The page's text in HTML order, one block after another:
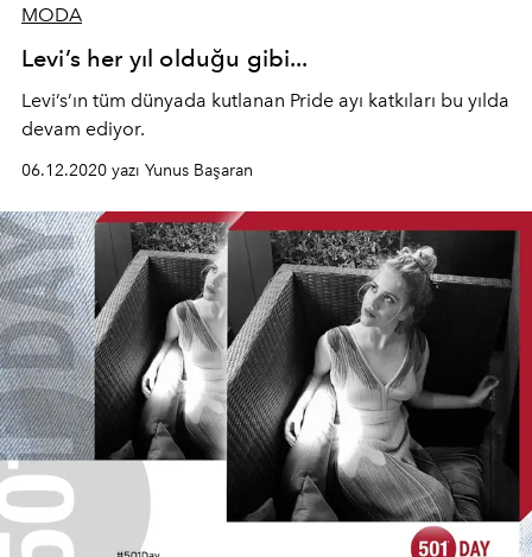
MODA
Levi’s her yıl olduğu gibi...
Levi’s’ın tüm dünyada kutlanan Pride ayı katkıları bu yılda
devam ediyor.
06.12.2020 yazı Yunus Başaran